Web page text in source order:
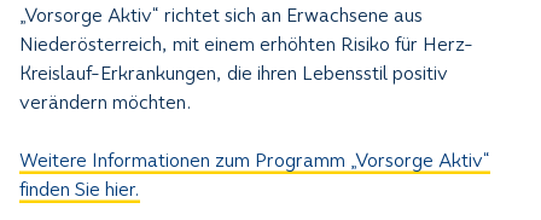
„Vorsorge Aktiv“ richtet sich an Erwachsene aus
Niederösterreich, mit einem erhöhten Risiko für Herz-
Kreislauf-Erkrankungen, die ihren Lebensstil positiv
verändern möchten.
Weitere Informationen zum Programm „Vorsorge Aktiv“
finden Sie hier.